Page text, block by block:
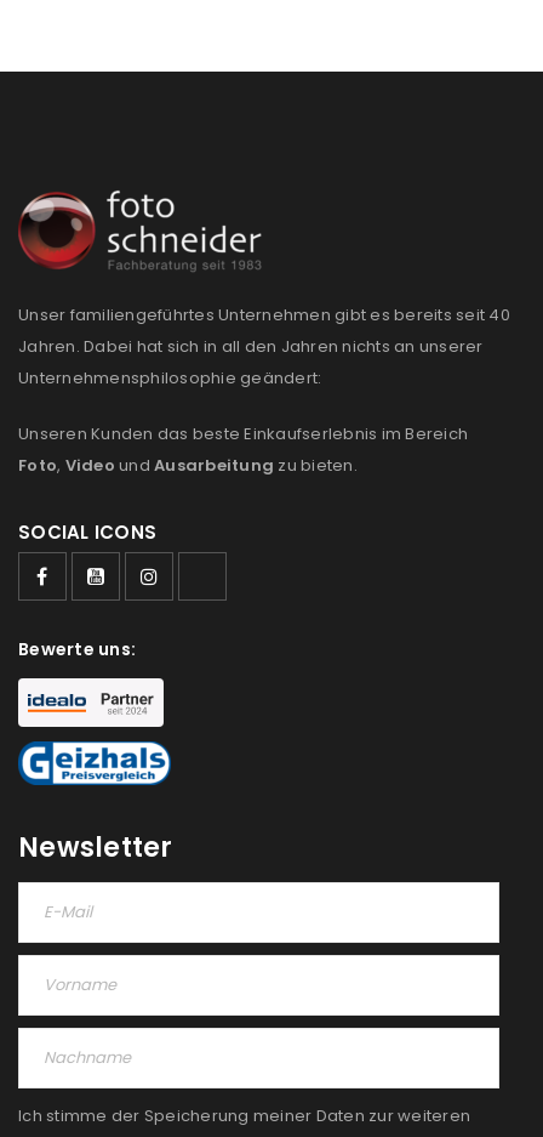
Unser familiengeführtes Unternehmen gibt es bereits seit 40
Jahren. Dabei hat sich in all den Jahren nichts an unserer
Unternehmensphilosophie geändert:
Unseren Kunden das beste Einkaufserlebnis im Bereich
Foto, Video und Ausarbeitung zu bieten.
SOCIAL ICONS
Bewerte uns:
Newsletter
Ich stimme der Speicherung meiner Daten zur weiteren